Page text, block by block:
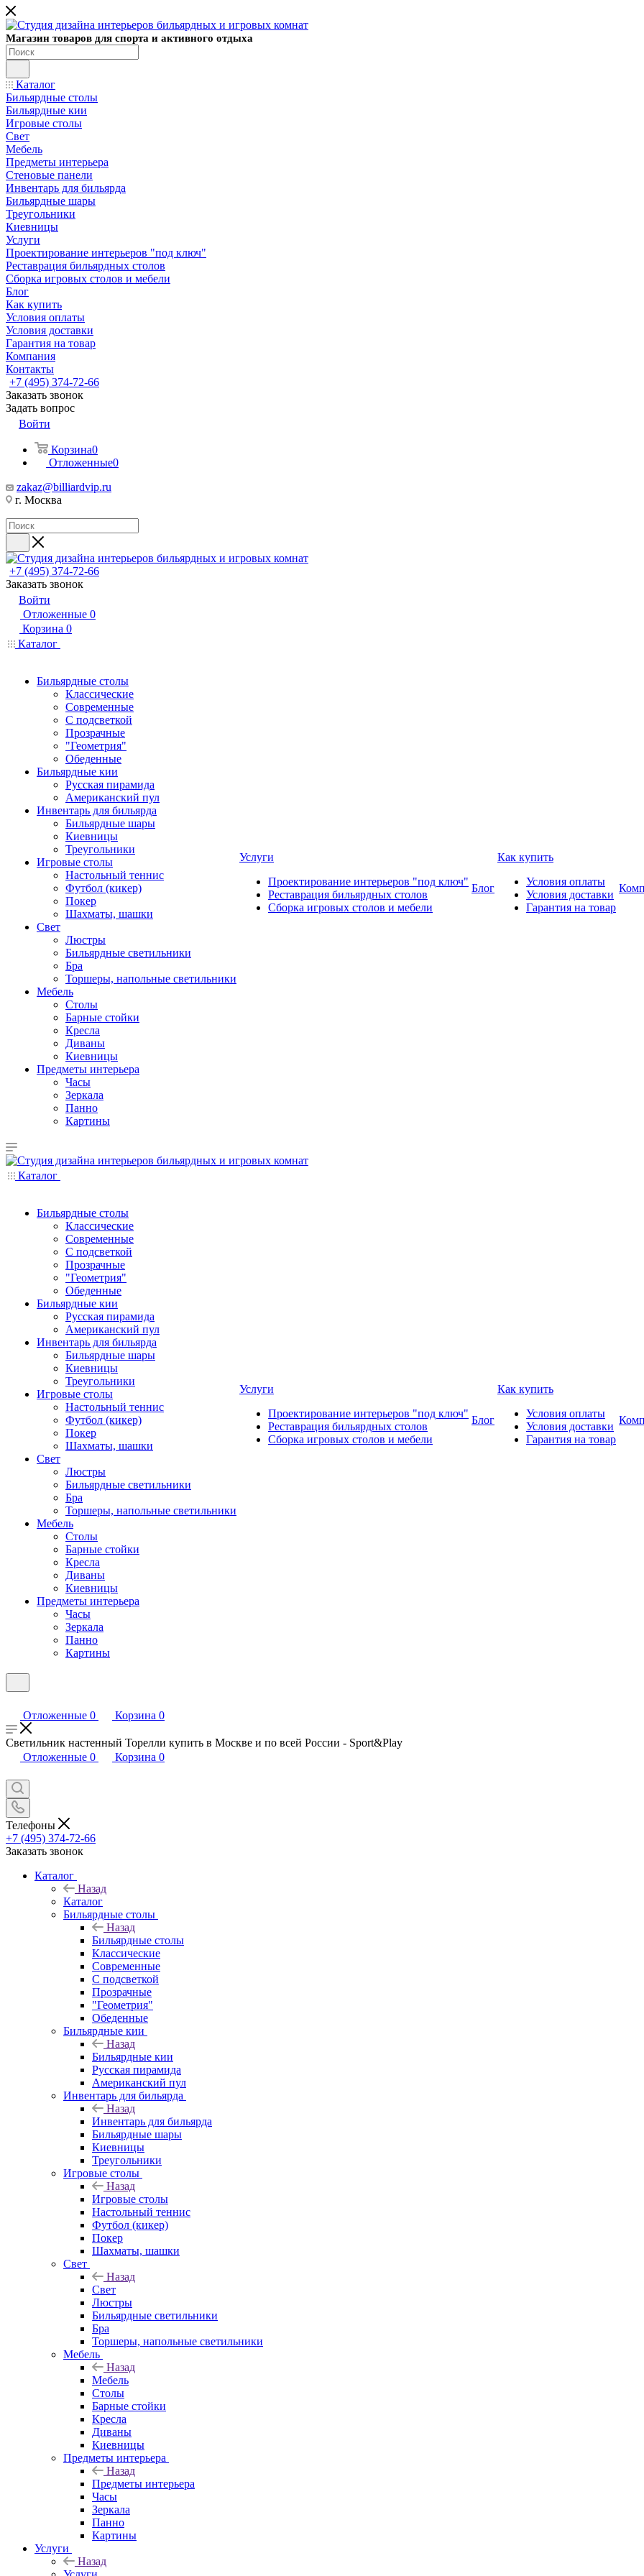
Магазин товаров для спорта и активного отдыха
Каталог
Бильярдные столы
Бильярдные кии
Игровые столы
Свет
Мебель
Предметы интерьера
Стеновые панели
Инвентарь для бильярда
Бильярдные шары
Треугольники
Киевницы
Услуги
Проектирование интерьеров "под ключ"
Реставрация бильярдных столов
Сборка игровых столов и мебели
Блог
Как купить
Условия оплаты
Условия доставки
Гарантия на товар
Компания
Контакты
+7 (495) 374-72-66
Заказать звонок
Задать вопрос
Войти
Корзина0
Отложенные0
zakaz@billiardvip.ru
г. Москва
+7 (495) 374-72-66
Заказать звонок
Войти
Отложенные 0
Корзина 0
Каталог
Бильярдные столы
Классические
Современные
С подсветкой
Прозрачные
"Геометрия"
Обеденные
Бильярдные кии
Русская пирамида
Американский пул
Инвентарь для бильярда
Бильярдные шары
Киевницы
Треугольники
Игровые столы
Настольный теннис
Футбол (кикер)
Покер
Шахматы, шашки
Свет
Люстры
Бильярдные светильники
Бра
Торшеры, напольные светильники
Мебель
Столы
Барные стойки
Кресла
Диваны
Киевницы
Предметы интерьера
Часы
Зеркала
Панно
Картины
Услуги
Проектирование интерьеров "под ключ"
Реставрация бильярдных столов
Сборка игровых столов и мебели
Блог
Как купить
Условия оплаты
Условия доставки
Гарантия на товар
Каталог
Бильярдные столы
Классические
Современные
С подсветкой
Прозрачные
"Геометрия"
Обеденные
Бильярдные кии
Русская пирамида
Американский пул
Инвентарь для бильярда
Бильярдные шары
Киевницы
Треугольники
Игровые столы
Настольный теннис
Футбол (кикер)
Покер
Шахматы, шашки
Свет
Люстры
Бильярдные светильники
Бра
Торшеры, напольные светильники
Мебель
Столы
Барные стойки
Кресла
Диваны
Киевницы
Предметы интерьера
Часы
Зеркала
Панно
Картины
Услуги
Проектирование интерьеров "под ключ"
Реставрация бильярдных столов
Сборка игровых столов и мебели
Блог
Как купить
Условия оплаты
Условия доставки
Гарантия на товар
Отложенные 0 Корзина 0
Светильник настенный Торелли купить в Москве и по всей России - Sport&Play
Отложенные 0 Корзина 0
Телефоны
+7 (495) 374-72-66
Заказать звонок
Каталог
Назад
Каталог
Бильярдные столы
Назад
Бильярдные столы
Классические
Современные
С подсветкой
Прозрачные
"Геометрия"
Обеденные
Бильярдные кии
Назад
Бильярдные кии
Русская пирамида
Американский пул
Инвентарь для бильярда
Назад
Инвентарь для бильярда
Бильярдные шары
Киевницы
Треугольники
Игровые столы
Назад
Игровые столы
Настольный теннис
Футбол (кикер)
Покер
Шахматы, шашки
Свет
Назад
Свет
Люстры
Бильярдные светильники
Бра
Торшеры, напольные светильники
Мебель
Назад
Мебель
Столы
Барные стойки
Кресла
Диваны
Киевницы
Предметы интерьера
Назад
Предметы интерьера
Часы
Зеркала
Панно
Картины
Услуги
Назад